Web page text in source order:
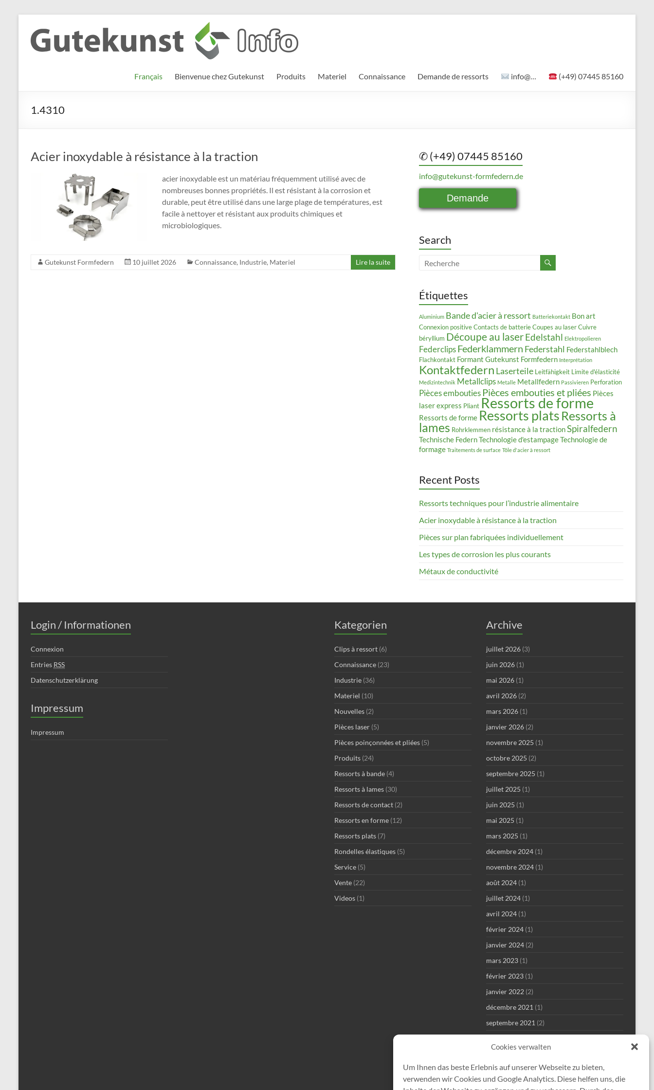
Cookies verwalten
Um Ihnen das beste Erlebnis auf unserer Webseite zu bieten,
verwenden wir Cookies und Google Analytics. Diese helfen uns, die
contenu
Gutekunst
Formfedern
Informationen
und
Wissenswertes
Français Bienvenue chez Gutekunst Produits Materiel Connaissance Demande de ressorts info@… (+49) 07445 85160
1.4310
Acier inoxydable à résistance à la traction
acier inoxydable est un matériau fréquemment utilisé avec de
nombreuses bonnes propriétés. Il est résistant à la corrosion et
durable, peut être utilisé dans une large plage de températures, est
facile à nettoyer et résistant aux produits chimiques et
microbiologiques.
Gutekunst Formfedern 10 juillet 2026 Connaissance, Industrie, Materiel Lire la suite
✆ (+49) 07445 85160
info@gutekunst-formfedern.de
Demande
Search
Étiquettes
Aluminium Bande d'acier à ressort Batteriekontakt Bon art
Connexion positiveContacts de batterieCoupes au laserCuivre
béryllium Découpe au laserEdelstahl Elektropolieren
FederclipsFederklammern Federstahl Federstahlblech
Flachkontakt Formant Gutekunst Formfedern Interprétation
Kontaktfedern Laserteile Leitfähigkeit Limite d'élasticité
Medizintechnik Metallclips Metalle Metallfedern Passivieren Perforation
Pièces embouties Pièces embouties et pliées Pièces
laser express Pliant Ressorts de forme
Ressorts de forme Ressorts plats Ressorts à
lames Rohrklemmen résistance à la tractionSpiralfedern
Technische FedernTechnologie d'estampageTechnologie de
formage Traitements de surface Tôle d'acier à ressort
Recent Posts
Ressorts techniques pour l’industrie alimentaire
Acier inoxydable à résistance à la traction
Pièces sur plan fabriquées individuellement
Les types de corrosion les plus courants
Métaux de conductivité
Login / Informationen
Connexion
Entries RSS
Datenschutzerklärung
Impressum
Impressum
Kategorien
Clips à ressort (6)
Connaissance (23)
Industrie (36)
Materiel (10)
Nouvelles (2)
Pièces laser (5)
Pièces poinçonnées et pliées (5)
Produits (24)
Ressorts à bande (4)
Ressorts à lames (30)
Ressorts de contact (2)
Ressorts en forme (12)
Ressorts plats (7)
Rondelles élastiques (5)
Service (5)
Vente (22)
Videos (1)
Archive
juillet 2026 (3)
juin 2026 (1)
mai 2026 (1)
avril 2026 (2)
mars 2026 (1)
janvier 2026 (2)
novembre 2025 (1)
octobre 2025 (2)
septembre 2025 (1)
juillet 2025 (1)
juin 2025 (1)
mai 2025 (1)
mars 2025 (1)
décembre 2024 (1)
novembre 2024 (1)
août 2024 (1)
juillet 2024 (1)
avril 2024 (1)
février 2024 (1)
janvier 2024 (2)
mars 2023 (1)
février 2023 (1)
janvier 2022 (2)
décembre 2021 (1)
septembre 2021 (2)
mai 2021(7)
avril 2021